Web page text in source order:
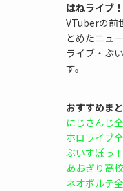
はねライブ
VTuberの前
とめたニュ
ライブ・ぶ
す。
おすすめま
にじさんじ
ホロライブ
ぶいすぽっ
あおぎり高
ネオポルテ